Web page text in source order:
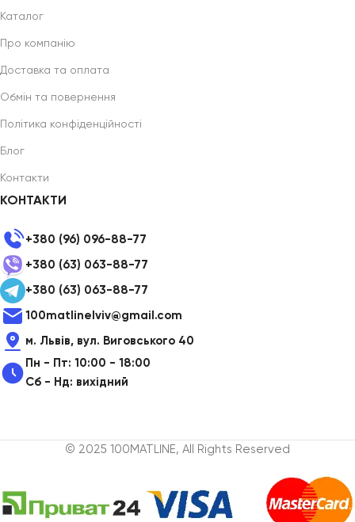
Каталог
Про компанію
Доставка та оплата
Обмін та повернення
Політика конфіденційності
Блог
Контакти
КОНТАКТИ
+380 (96) 096-88-77
+380 (63) 063-88-77
+380 (63) 063-88-77
100matlinelviv@gmail.com
м. Львів, вул. Виговського 40
Пн - Пт: 10:00 - 18:00
Сб - Нд: вихідний
© 2025 100MATLINE, All Rights Reserved
Насадки